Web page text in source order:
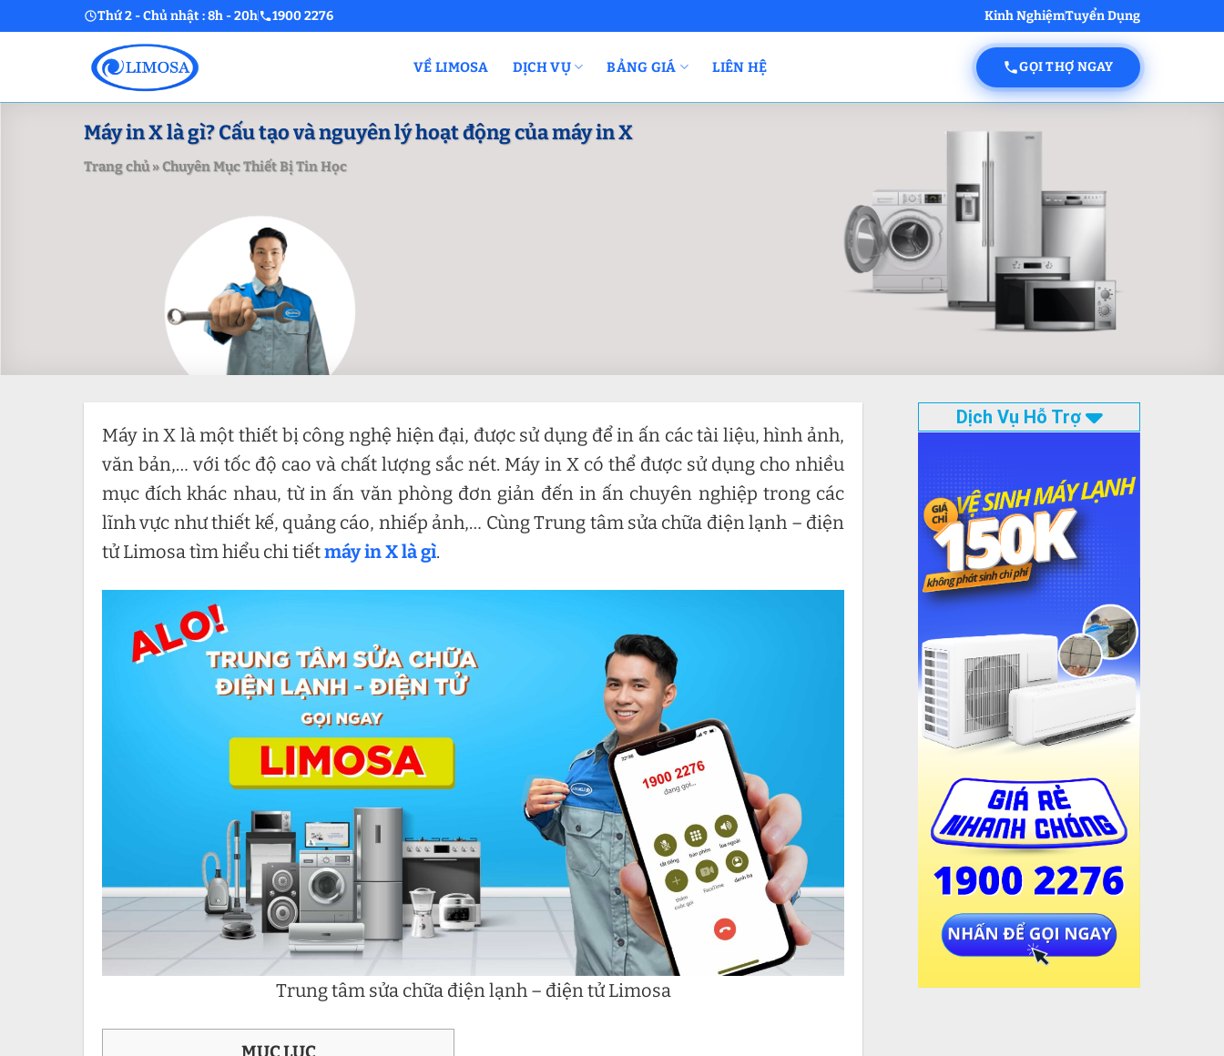
to
Thứ 2 - Chủ nhật : 8h - 20h 1900 2276 Kinh NghiệmTuyển Dụng
VỀ LIMOSA DỊCH VỤ BẢNG GIÁ LIÊN HỆ GỌI THỢ NGAY
Máy in X là gì? Cấu tạo và nguyên lý hoạt động của máy in X
Trang chủ»Chuyên Mục Thiết Bị Tin Học
Máy in X là một thiết bị công nghệ hiện đại, được sử dụng để in ấn các tài liệu, hình ảnh,
văn bản,… với tốc độ cao và chất lượng sắc nét. Máy in X có thể được sử dụng cho nhiều
mục đích khác nhau, từ in ấn văn phòng đơn giản đến in ấn chuyên nghiệp trong các
lĩnh vực như thiết kế, quảng cáo, nhiếp ảnh,… Cùng Trung tâm sửa chữa điện lạnh – điện
tử Limosa tìm hiểu chi tiếtmáy in X là gì.
Trung tâm sửa chữa điện lạnh – điện tử Limosa
Dịch Vụ Hỗ Trợ